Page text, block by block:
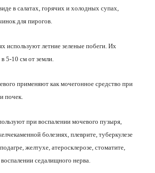
в салатах, горячих и холодных супах,
для пирогов.
используют летние зеленые побеги. Их
в 5-10 см от земли.
применяют как мочегонное средство при
почек.
при воспалении мочевого пузыря,
болезнях, плеврите, туберкулезе
желтухе, атеросклерозе, стоматите,
седалищного нерва.